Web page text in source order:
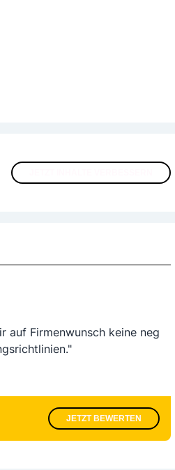
auf Firmenwunsch keine neg
JETZT BEWERTEN